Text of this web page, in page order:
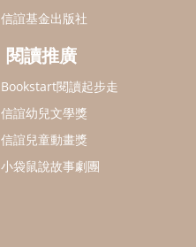
信誼基金出版社
閱讀推廣
Bookstart閱讀起步走
信誼幼兒文學獎
信誼兒童動畫獎
小袋鼠說故事劇團